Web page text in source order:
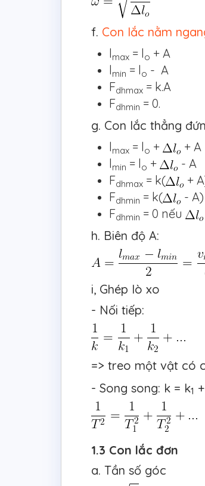
f. Con lắc nằm
lmax = lo + A
lmin = lo - A
Fdhmax = k.A
Fdhmin = 0.
g. Con lắc thẳng
lmax = lo +
+ A
lmin = lo +
- A
Fdhmax = k(
+
Fdhmin = k( -
Fdhmin = 0 nếu
h. Biên độ A:
i, Ghép lò xo
- Nối tiếp:
=> treo một vật có
- Song song: k = k1
1.3 Con lắc đơn
a. Tần số góc